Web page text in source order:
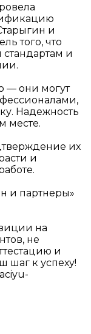
и
того, что
стандартам и
— они могут
Надежность
месте.
их
и
и партнеры»
на
не
и
шаг к успеху!